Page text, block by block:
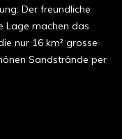
Der freundliche
Lage machen das
nur 16 km² grosse
Sandstrände per